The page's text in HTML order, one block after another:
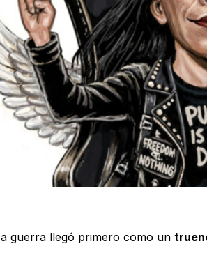
a guerra llegó primero como un